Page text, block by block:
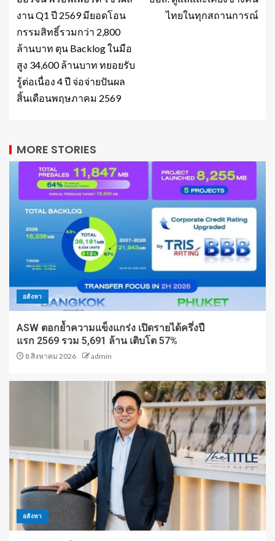
งาน Q1 ปี 2569 มียอดโอน
กรรมสิทธิ์รวมกว่า 2,800
ล้านบาท ตุน Backlog ในมือ
สูง 34,600 ล้านบาท ทยอยรับ
รู้ต่อเนื่อง 4 ปี จ่อจ่ายปันผล
สิ้นเดือนพฤษภาคม 2569
ไทยในทุกสถานการณ์
MORE STORIES
อสังหา
ASW ตอกย้ำความแข็งแกร่ง เปิดรายได้ครึ่งปี
แรก 2569 รวม 5,691 ล้าน เติบโต 57%
8 สิงหาคม 2026 admin
อสังหา